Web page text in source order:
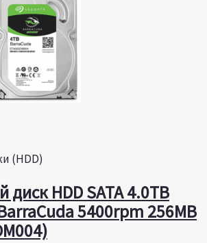
(HDD)
диск HDD SATA 4.0TB
5400rpm 256MB